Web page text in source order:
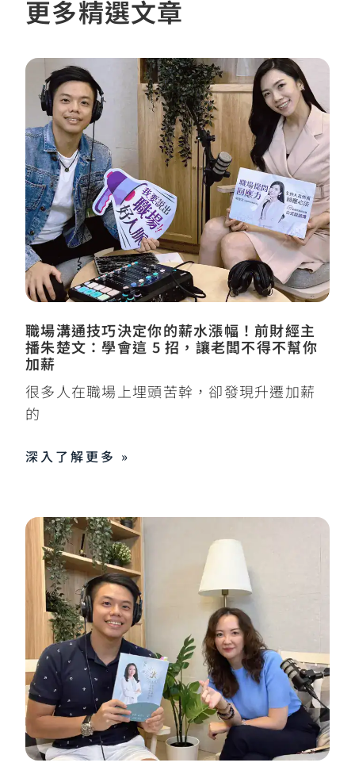
更多精選文章
職場溝通技巧決定你的薪水漲幅！前財經主
播朱楚文：學會這 5 招，讓老闆不得不幫你
加薪
很多人在職場上埋頭苦幹，卻發現升遷加薪
的
深入了解更多 »